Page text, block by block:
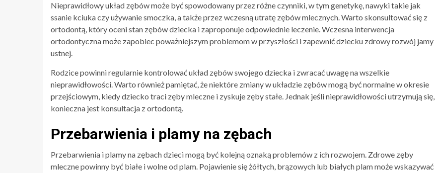
Nieprawidłowy układ zębów może być spowodowany przez różne czynniki, w tym genetykę, nawyki takie jak
ssanie kciuka czy używanie smoczka, a także przez wczesną utratę zębów mlecznych. Warto skonsultować się z
ortodontą, który oceni stan zębów dziecka i zaproponuje odpowiednie leczenie. Wczesna interwencja
ortodontyczna może zapobiec poważniejszym problemom w przyszłości i zapewnić dziecku zdrowy rozwój jamy
ustnej.
Rodzice powinni regularnie kontrolować układ zębów swojego dziecka i zwracać uwagę na wszelkie
nieprawidłowości. Warto również pamiętać, że niektóre zmiany w układzie zębów mogą być normalne w okresie
przejściowym, kiedy dziecko traci zęby mleczne i zyskuje zęby stałe. Jednak jeśli nieprawidłowości utrzymują się,
konieczna jest konsultacja z ortodontą.
Przebarwienia i plamy na zębach
Przebarwienia i plamy na zębach dzieci mogą być kolejną oznaką problemów z ich rozwojem. Zdrowe zęby
mleczne powinny być białe i wolne od plam. Pojawienie się żółtych, brązowych lub białych plam może wskazywać